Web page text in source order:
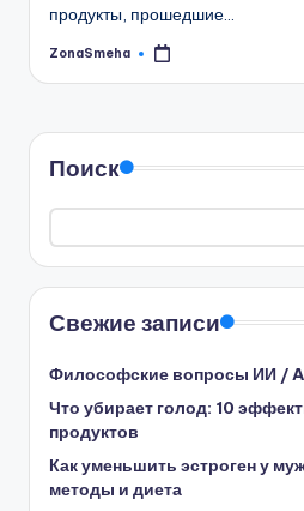
продукты, прошедшие…
Запись
ZonaSmeha
Поиск
Свежие записи
Философские вопросы ИИ /
Что убирает голод: 10
продуктов
Как уменьшить эстроген у
методы и диета